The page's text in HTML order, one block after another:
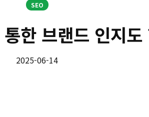
SEO
한 브랜드 인지도
2025-06-14